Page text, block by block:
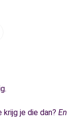
krijg je die dan? En